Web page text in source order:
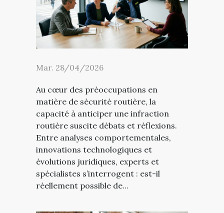
Mar. 28/04/2026
Au cœur des préoccupations en
matière de sécurité routière, la
capacité à anticiper une infraction
routière suscite débats et réflexions.
Entre analyses comportementales,
innovations technologiques et
évolutions juridiques, experts et
spécialistes s’interrogent : est-il
réellement possible de...